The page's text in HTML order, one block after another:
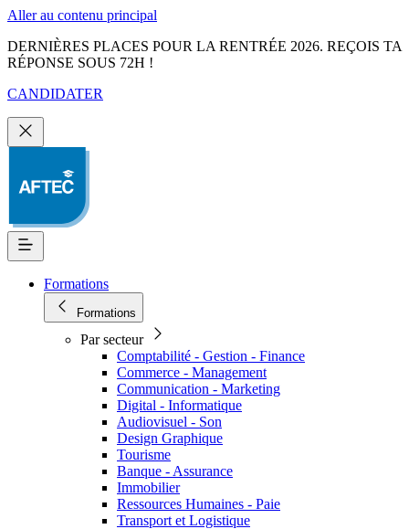
Aller au contenu principal
DERNIÈRES PLACES POUR LA RENTRÉE 2026. REÇOIS TA
RÉPONSE SOUS 72H !
CANDIDATER
Formations
Formations
Par secteur
Comptabilité - Gestion - Finance
Commerce - Management
Communication - Marketing
Digital - Informatique
Audiovisuel - Son
Design Graphique
Tourisme
Banque - Assurance
Immobilier
Ressources Humaines - Paie
Transport et Logistique